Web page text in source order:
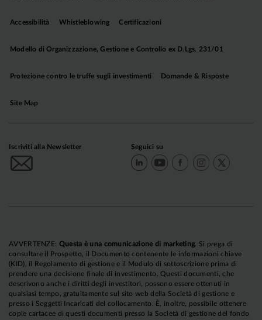
Accessibilità Whistleblowing Certificazioni
Modello di Organizzazione, Gestione e Controllo ex D.Lgs. 231/01
Protezione contro le truffe sugli investimenti Domande & Risposte
Site Map
Iscriviti alla Newsletter Seguici su
AVVERTENZE: Questa è una comunicazione di marketing. Si prega di
consultare il Prospetto, il Documento contenente le informazioni chiave
(KID), il Regolamento di gestione e il Modulo di sottoscrizione prima di
prendere una decisione finale di investimento. Questi documenti, che
descrivono anche i diritti degli investitori, possono essere ottenuti in
qualsiasi tempo, gratuitamente sul sito web della Società di gestione e
presso i Soggetti Incaricati del collocamento. È, inoltre, possibile ottenere
copie cartacee di questi documenti presso la Società di gestione del fondo